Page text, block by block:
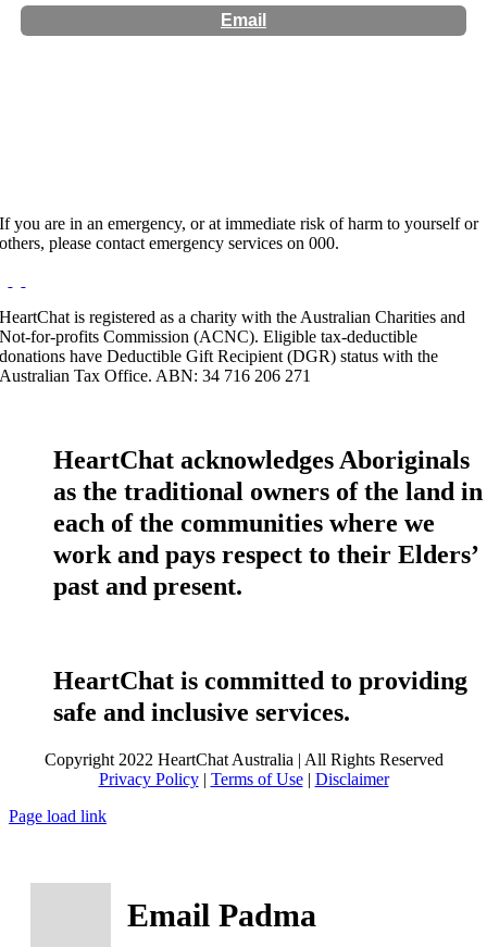
Email
If you are in an emergency, or at immediate risk of harm to yourself or
others, please contact emergency services on 000.
HeartChat is registered as a charity with the Australian Charities and
Not-for-profits Commission (ACNC). Eligible tax-deductible
donations have Deductible Gift Recipient (DGR) status with the
Australian Tax Office. ABN: 34 716 206 271
HeartChat acknowledges Aboriginals
as the traditional owners of the land in
each of the communities where we
work and pays respect to their Elders’
past and present.
HeartChat is committed to providing
safe and inclusive services.
Copyright 2022 HeartChat Australia | All Rights Reserved
Privacy Policy| Terms of Use| Disclaimer
Page load link
Email Padma